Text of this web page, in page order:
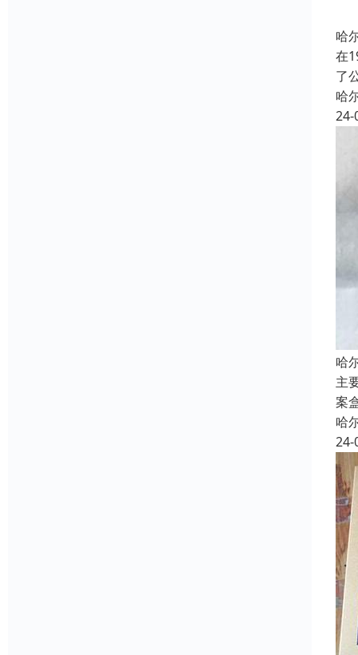
哈
在
了
哈
24-
哈
主
案
哈
24-